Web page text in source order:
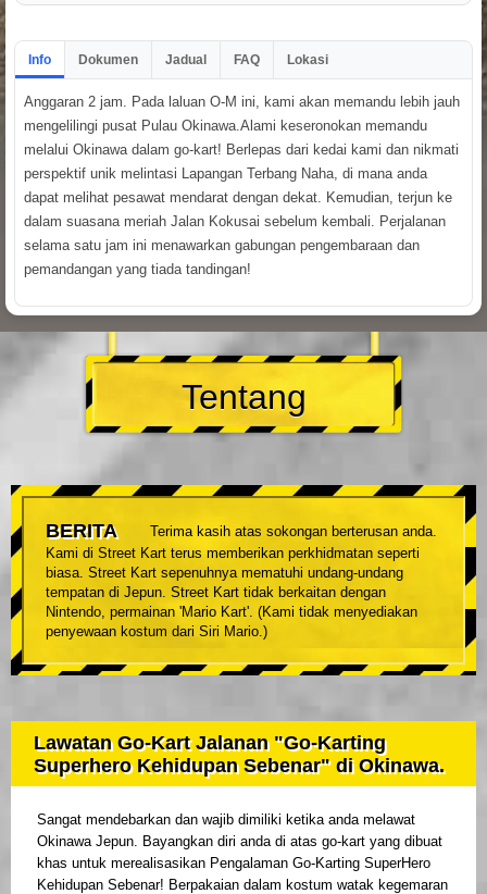
Info Dokumen Jadual FAQ Lokasi
Anggaran 2 jam. Pada laluan O-M ini, kami akan memandu lebih jauh
mengelilingi pusat Pulau Okinawa.Alami keseronokan memandu
melalui Okinawa dalam go-kart! Berlepas dari kedai kami dan nikmati
perspektif unik melintasi Lapangan Terbang Naha, di mana anda
dapat melihat pesawat mendarat dengan dekat. Kemudian, terjun ke
dalam suasana meriah Jalan Kokusai sebelum kembali. Perjalanan
selama satu jam ini menawarkan gabungan pengembaraan dan
pemandangan yang tiada tandingan!
Tentang
BERITA
Terima kasih atas sokongan berterusan anda.
Kami di Street Kart terus memberikan perkhidmatan seperti
biasa. Street Kart sepenuhnya mematuhi undang-undang
tempatan di Jepun. Street Kart tidak berkaitan dengan
Nintendo, permainan 'Mario Kart'. (Kami tidak menyediakan
penyewaan kostum dari Siri Mario.)
Lawatan Go-Kart Jalanan "Go-Karting
Superhero Kehidupan Sebenar" di Okinawa.
Sangat mendebarkan dan wajib dimiliki ketika anda melawat
Okinawa Jepun. Bayangkan diri anda di atas go-kart yang dibuat
khas untuk merealisasikan Pengalaman Go-Karting SuperHero
Kehidupan Sebenar! Berpakaian dalam kostum watak kegemaran